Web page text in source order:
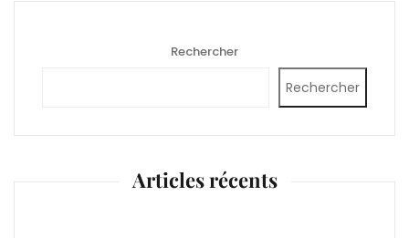
Rechercher
Rechercher
Articles récents